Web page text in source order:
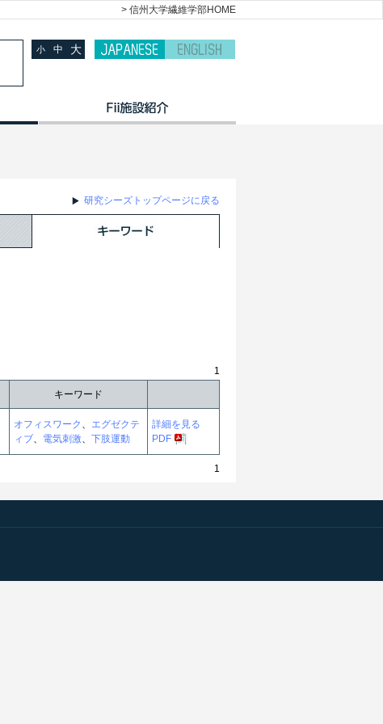
> 信州大学繊維学部HOME
小 中 大
研究シーズトップページに戻る
1
キーワード
オフィスワーク 、 エグゼクテ
ィブ、 電気刺激、 下肢運動
詳細を見る
PDF
1